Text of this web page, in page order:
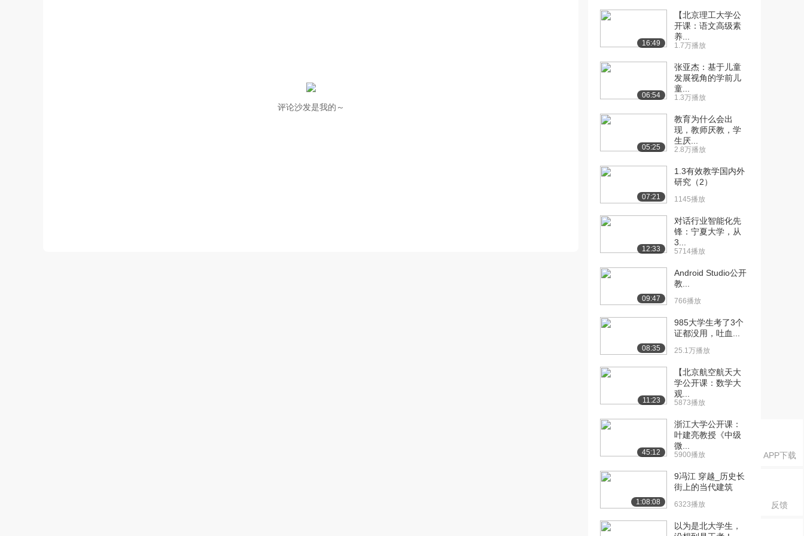
APP下载
反馈
评论沙发是我的～
[10] 【新】009第一章 教
07:34
[11] 【新】009第一章 教
07:39
[12] 【新】010第一章 独
07:09
立形态教育学...
育学的发展阶...
育与人的发展...
[16] 【新】012第一章 教
育与人的发展...
[17] 【新】013第一章 教
育与社会的发...
1981播放
[18] 【新】013第一章 教
2354播放
[19] 【新】014第二章 教
1471播放
[20] 【新】015第一章 教
育目的的意义...
1922播放
16:49
【北京理工大学公
开课：语文高级素
养...
1.7万播放
06:54
张亚杰：基于儿童
发展视角的学前儿
童...
1.3万播放
05:25
教育为什么会出
现，教师厌教，学
生厌...
2.8万播放
07:21
1.3有效教学国内外
研究（2）
1145播放
12:33
对话行业智能化先
锋：宁夏大学，从
3...
5714播放
09:47
Android Studio公开
教...
766播放
08:35
985大学生考了3个
证都没用，吐血...
25.1万播放
11:23
【北京航空航天大
学公开课：数学大
观...
5873播放
45:12
浙江大学公开课：
叶建亮教授《中级
微...
5900播放
1:08:08
9冯江 穿越_历史长
街上的当代建筑
6323播放
以为是北大学生，